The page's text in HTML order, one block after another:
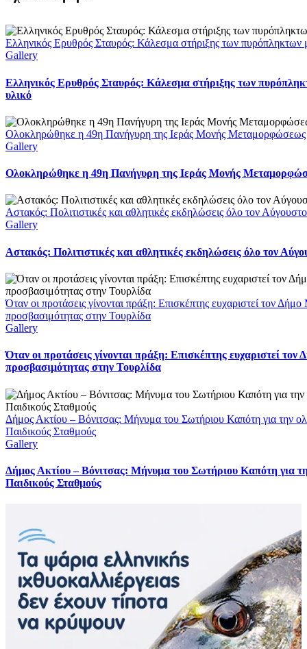
Ελληνικός Ερυθρός Σταυρός: Κάλεσμα στήριξης των πυρόπληκτων
Gallery
Ελληνικός Ερυθρός Σταυρός: Κάλεσμα στήριξης των
υλικό
Ολοκληρώθηκε η 49η Πανήγυρη της Ιεράς Μονής
Gallery
Ολοκληρώθηκε η 49η Πανήγυρη της Ιεράς Μονής
Αστακός: Πολιτιστικές και αθλητικές εκδηλώσεις όλο τον
Gallery
Αστακός: Πολιτιστικές και αθλητικές εκδηλώσεις όλο τον
Όταν οι προτάσεις γίνονται πράξη: Επισκέπτης ευχαριστεί τον
προσβασιμότητας στην Τουρλίδα
Gallery
Όταν οι προτάσεις γίνονται πράξη: Επισκέπτης ευχαριστεί τον
προσβασιμότητας στην Τουρλίδα
Δήμος Ακτίου – Βόνιτσας: Μήνυμα του Σωτήριου Καπότη για την
Παιδικούς Σταθμούς
Gallery
Δήμος Ακτίου – Βόνιτσας: Μήνυμα του Σωτήριου Καπότη για
Παιδικούς Σταθμούς